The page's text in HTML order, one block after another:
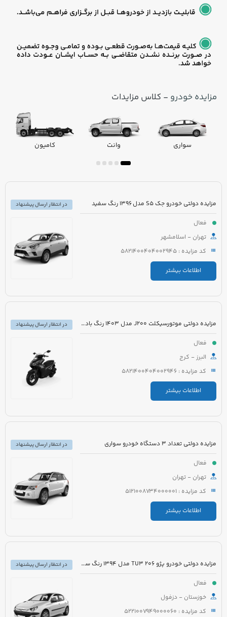
مزایده خودرو - کلاس مزایدات
سواری وانت کامیون
مزایده دولتی خودرو جک S5 مدل 1396 رنگ سفید
فعال
تهران - اسلامشهر
کد مزایده : 5821400404002945
اطلاعات بیشتر
در انتظار ارسال پیشنهاد
مزایده دولتی موتورسیکلت J200 مدل 1403 رنگ بادمجانی
فعال
البرز - کرج
کد مزایده : 5821400404002946
اطلاعات بیشتر
در انتظار ارسال پیشنهاد
مزایده دولتی تعداد 3 دستگاه خودرو سواری
فعال
تهران - تهران
کد مزایده : 5121008734000001
اطلاعات بیشتر
در انتظار ارسال پیشنهاد
مزایده دولتی خودرو پژو 206 TU3 مدل 1394 رنگ سفید
فعال
خوزستان - دزفول
کد مزایده : 5221007949000060
در انتظار ارسال پیشنهاد